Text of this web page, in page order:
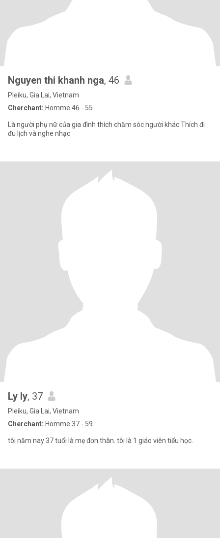
Nguyen thi khanh nga, 46
Pleiku, Gia Lai, Vietnam
Cherchant: Homme 46 - 55
Là người phụ nữ của gia đình thích chăm sóc người khác Thích đi
đu lịch và nghe nhạc
Ly ly, 37
Pleiku, Gia Lai, Vietnam
Cherchant: Homme 37 - 59
tôi năm nay 37 tuổi là mẹ đơn thân. tôi là 1 giáo viên tiểu học.